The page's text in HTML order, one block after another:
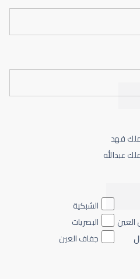
اليسرى
الشبكية
العين
البصريات
جفاف العين